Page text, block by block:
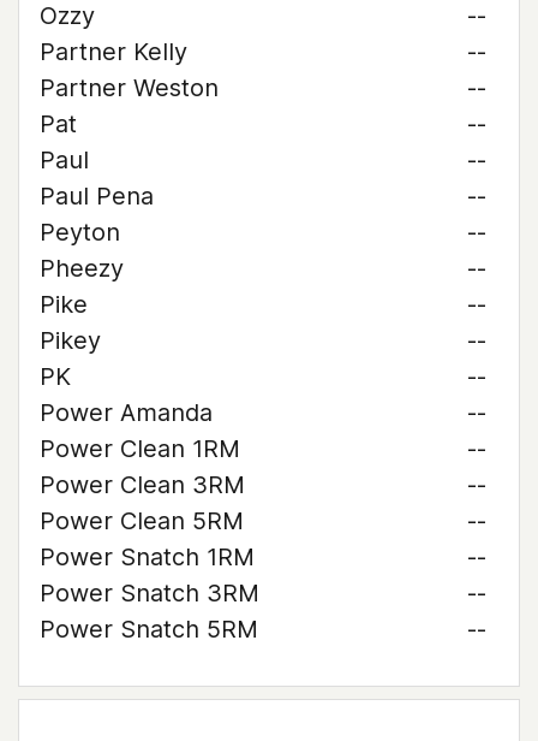
Ozzy
--
Partner Kelly
--
Partner Weston
--
Pat
--
Paul
--
Paul Pena
--
Peyton
--
Pheezy
--
Pike
--
Pikey
--
PK
--
Power Amanda
--
Power Clean 1RM
--
Power Clean 3RM
--
Power Clean 5RM
--
Power Snatch 1RM
--
Power Snatch 3RM
--
Power Snatch 5RM
--